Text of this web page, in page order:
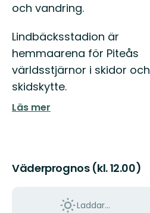
och vandring.
Lindbäcksstadion är
hemmaarena för Piteås
världsstjärnor i skidor och
skidskytte.
Läs mer
Väderprognos (kl. 12.00)
Laddar...